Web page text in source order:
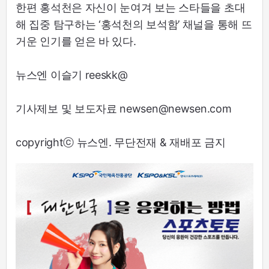
한편 홍석천은 자신이 눈여겨 보는 스타들을 초대
해 집중 탐구하는 ‘홍석천의 보석함’ 채널을 통해 뜨
거운 인기를 얻은 바 있다.
뉴스엔 이슬기 reeskk@
기사제보 및 보도자료 newsen@newsen.com
copyrightⓒ 뉴스엔. 무단전재 & 재배포 금지